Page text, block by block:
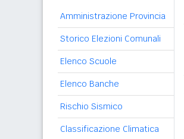
Amministrazione Provincia
Storico Elezioni Comunali
Elenco Scuole
Elenco Banche
Rischio Sismico
Classificazione Climatica